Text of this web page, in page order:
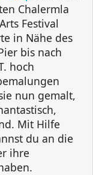
Chalermla
Festival
in Nähe des
bis nach
hoch
nun gemalt,
Mit Hilfe
du an die
ihre